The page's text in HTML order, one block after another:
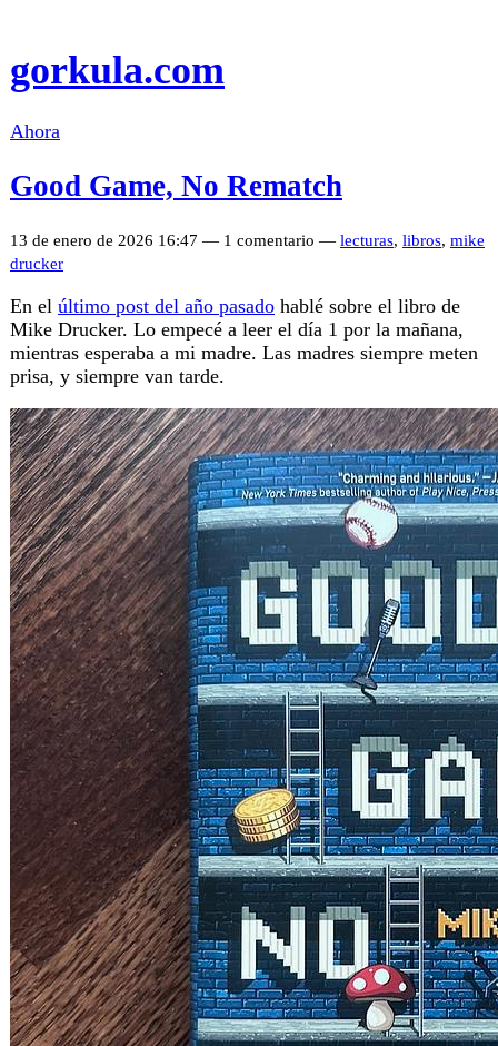
gorkula.com
Ahora
Good Game, No Rematch
13 de enero de 2026 16:47 — 1 comentario — lecturas, libros, mike
drucker
En el último post del año pasado hablé sobre el libro de
Mike Drucker. Lo empecé a leer el día 1 por la mañana,
mientras esperaba a mi madre. Las madres siempre meten
prisa, y siempre van tarde.